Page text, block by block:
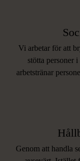
Vi arbetar för att
stötta personer
arbetstränar
Genom att handla